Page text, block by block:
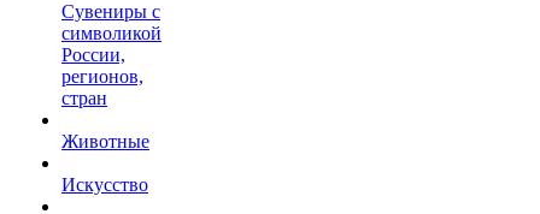
Сувениры с
символикой
России,
регионов,
стран
Животные
Искусство